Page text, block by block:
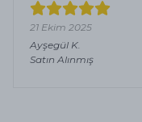
21 Ekim 2025
Ayşegül K.
Satın Alınmış